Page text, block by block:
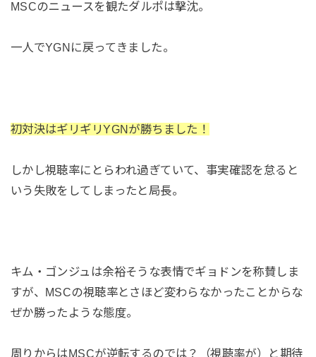
MSCのニュースを観たダルポは撃沈。
一人でYGNに戻ってきました。
初対決はギリギリYGNが勝ちました！
しかし視聴率にとらわれ過ぎていて、事実確認を怠ると
いう失敗をしてしまったと局長。
キム・ゴンジュは余裕そうな表情でギョドンを称賛しま
すが、MSCの視聴率とさほど変わらなかったことからな
ぜか勝ったような態度。
周りからはMSCが逆転するのでは？（視聴率が）と期待